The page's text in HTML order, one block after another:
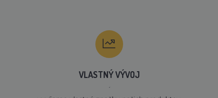
VLASTNÝ VÝVOJ
´